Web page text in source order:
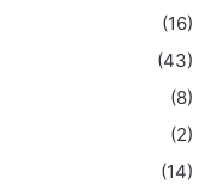
(16)
(43)
(8)
(2)
(14)